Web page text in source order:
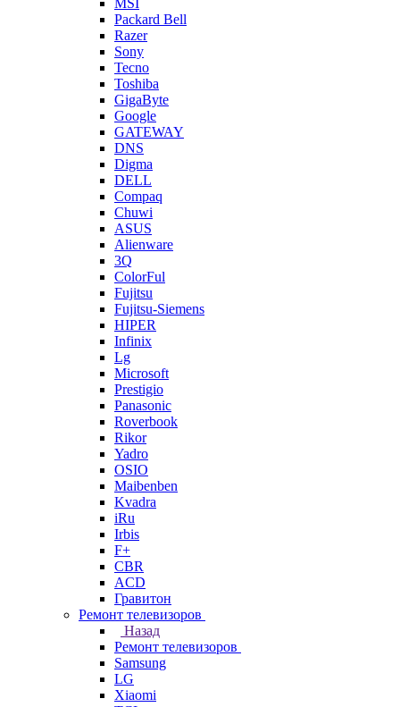
MSI
Packard Bell
Razer
Sony
Tecno
Toshiba
GigaByte
Google
GATEWAY
DNS
Digma
DELL
Compaq
Chuwi
ASUS
Alienware
3Q
ColorFul
Fujitsu
Fujitsu-Siemens
HIPER
Infinix
Lg
Microsoft
Prestigio
Panasonic
Roverbook
Rikor
Yadro
OSIO
Maibenben
Kvadra
iRu
Irbis
F+
CBR
ACD
Гравитон
Ремонт телевизоров
Назад
Ремонт телевизоров
Samsung
LG
Xiaomi